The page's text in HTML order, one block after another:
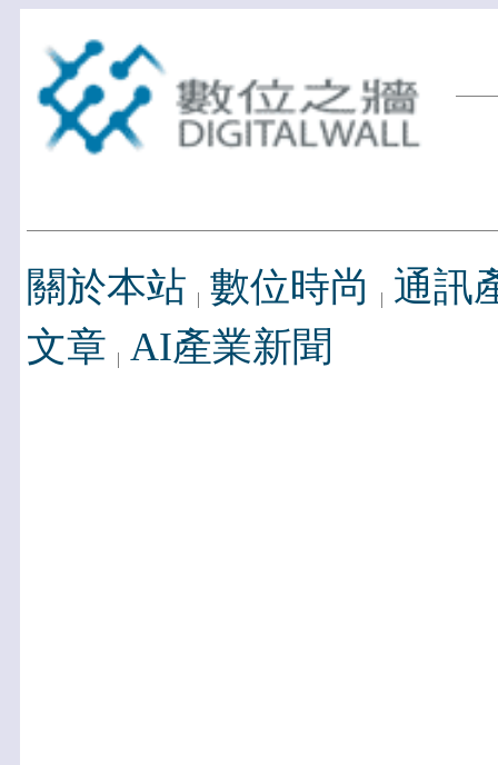
關於本站 數位時尚
通訊
文章 AI產業新聞